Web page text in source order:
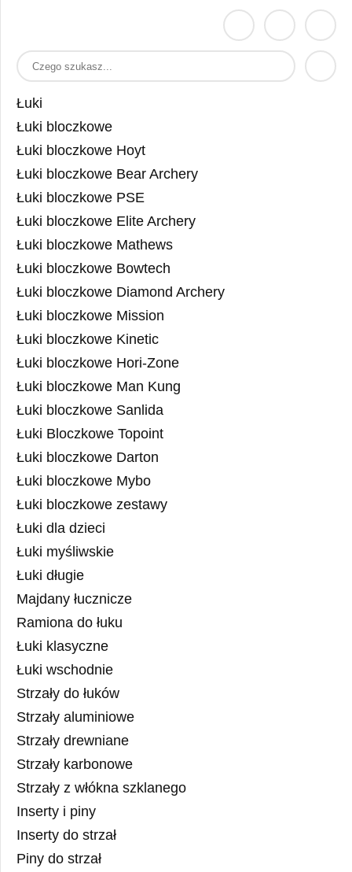
Łuki
Łuki bloczkowe
Łuki bloczkowe Hoyt
Łuki bloczkowe Bear Archery
Łuki bloczkowe PSE
Łuki bloczkowe Elite Archery
Łuki bloczkowe Mathews
Łuki bloczkowe Bowtech
Łuki bloczkowe Diamond Archery
Łuki bloczkowe Mission
Łuki bloczkowe Kinetic
Łuki bloczkowe Hori-Zone
Łuki bloczkowe Man Kung
Łuki bloczkowe Sanlida
Łuki Bloczkowe Topoint
Łuki bloczkowe Darton
Łuki bloczkowe Mybo
Łuki bloczkowe zestawy
Łuki dla dzieci
Łuki myśliwskie
Łuki długie
Majdany łucznicze
Ramiona do łuku
Łuki klasyczne
Łuki wschodnie
Strzały do łuków
Strzały aluminiowe
Strzały drewniane
Strzały karbonowe
Strzały z włókna szklanego
Inserty i piny
Inserty do strzał
Piny do strzał